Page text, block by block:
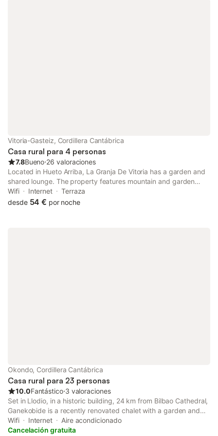
Vitoria-Gasteiz, Cordillera Cantábrica
Casa rural para 4 personas
7.8Bueno⋅26 valoraciones
Located in Hueto Arriba, La Granja De Vitoria has a garden and
shared lounge. The property features mountain and garden
views. There is a sun terrace and guests can make use of free
WiFi and free private parking.
Wifi Internet
Terraza
desde 54 € por noche
Okondo, Cordillera Cantábrica
Casa rural para 23 personas
10.0Fantástico⋅3 valoraciones
Set in Llodio, in a historic building, 24 km from Bilbao Cathedral,
Ganekobide is a recently renovated chalet with a garden and
shared lounge. With garden views, this accommodation
provides a balcony.
Wifi Internet
Aire acondicionado
Cancelación gratuita